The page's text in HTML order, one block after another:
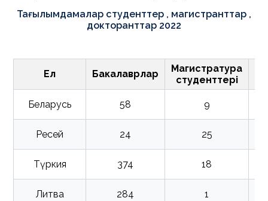
Тағылымдамалар студенттер , магистранттар ,
докторанттар 2022
Ел Бакалаврлар
Магистратура
студенттері
Беларусь 58 9
Ресей 24 25
Түркия 374 18
Литва 284 1